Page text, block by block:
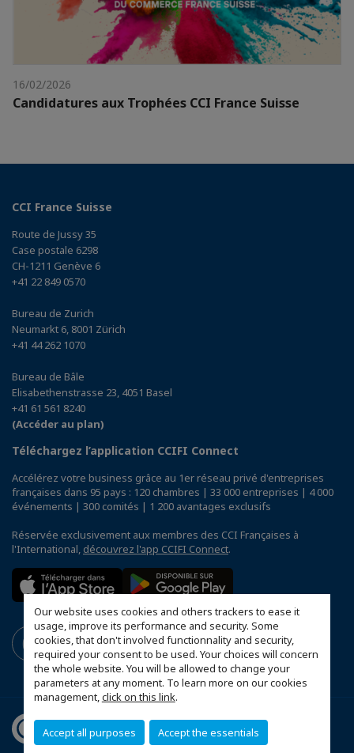
Our website uses cookies and others trackers to ease it
usage, improve its performance and security. Some
cookies, that don't involved functionnality and security,
required your consent to be used. Your choices will concern
the whole website. You will be allowed to change your
parameters at any moment. To learn more on our cookies
management,click on this link.
Accept all purposes Accept the essentials
16/02/2026
Candidatures aux Trophées CCI France Suisse
CCI France Suisse
Route de Jussy 35
Case postale 6298
CH-1211 Genève 6
+41 22 849 0570
Bureau de Zurich
Neumarkt 6, 8001 Zürich
+41 44 262 1070
Bureau de Bâle
Elisabethenstrasse 23, 4051 Basel
+41 61 561 8240
(Accéder au plan)
Téléchargez l’application CCIFI Connect
Accélérez votre business grâce au 1er réseau privé d'entreprises
françaises dans 95 pays : 120 chambres | 33 000 entreprises | 4 000
événements | 300 comités | 1 200 avantages exclusifs
Réservée exclusivement aux membres des CCI Françaises à
l'International, découvrez l'app CCIFI Connect.